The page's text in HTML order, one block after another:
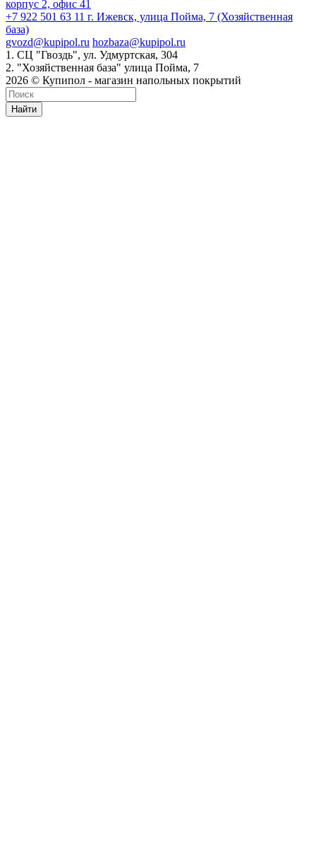
корпус 2, офис 41
+7 922 501 63 11 г. Ижевск, улица Пойма, 7 (Хозяйственная
база)
gvozd@kupipol.ru hozbaza@kupipol.ru
1. СЦ "Гвоздь", ул. Удмуртская, 304
2. "Хозяйственная база" улица Пойма, 7
2026 © Купипол - магазин напольных покрытий
Найти